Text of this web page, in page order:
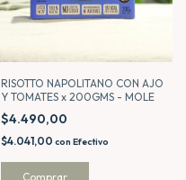
RISOTTO NAPOLITANO CON AJO
Y TOMATES x 200GMS - MOLE
$4.490,00
$4.041,00 con Efectivo